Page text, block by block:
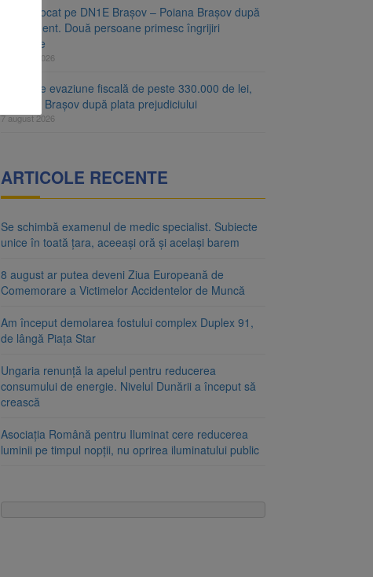
Trafic blocat pe DN1E Brașov – Poiana Brașov după
un accident. Două persoane primesc îngrijiri
medicale
7 august 2026
Dosar de evaziune fiscală de peste 330.000 de lei,
clasat la Brașov după plata prejudiciului
7 august 2026
ARTICOLE RECENTE
Se schimbă examenul de medic specialist. Subiecte
unice în toată țara, aceeași oră și același barem
8 august ar putea deveni Ziua Europeană de
Comemorare a Victimelor Accidentelor de Muncă
Am început demolarea fostului complex Duplex 91,
de lângă Piața Star
Ungaria renunță la apelul pentru reducerea
consumului de energie. Nivelul Dunării a început să
crească
Asociația Română pentru Iluminat cere reducerea
luminii pe timpul nopții, nu oprirea iluminatului public